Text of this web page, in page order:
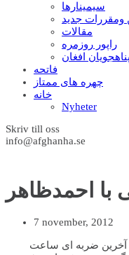
سيمينارها
ومقررات جديد
مقالات
راپور روزمره
افغان
فاتحه
چهره های ممتاز
خانه
Nyheter
Skriv till oss
info@afghanha.se
با احمدظاهر
7 november, 2012
آخرین ضربه ای ساعت